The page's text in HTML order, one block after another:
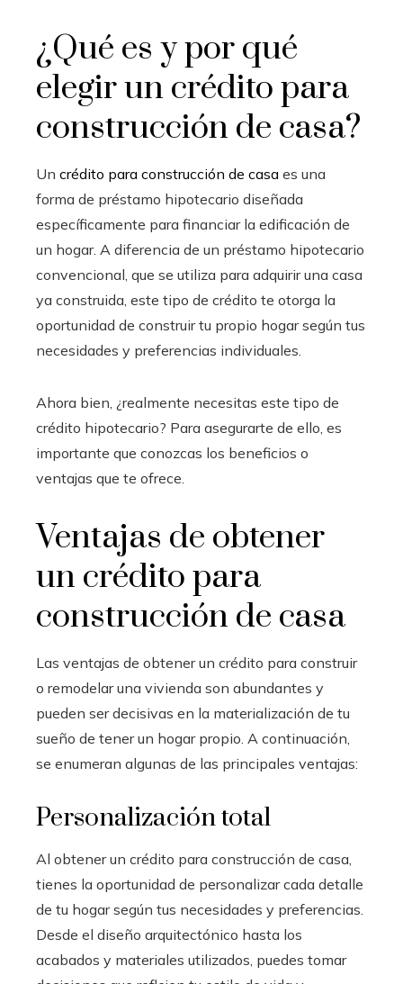
¿Qué es y por qué
elegir un crédito para
construcción de casa?
Un crédito para construcción de casa es una
forma de préstamo hipotecario diseñada
específicamente para financiar la edificación de
un hogar. A diferencia de un préstamo hipotecario
convencional, que se utiliza para adquirir una casa
ya construida, este tipo de crédito te otorga la
oportunidad de construir tu propio hogar según tus
necesidades y preferencias individuales.
Ahora bien, ¿realmente necesitas este tipo de
crédito hipotecario? Para asegurarte de ello, es
importante que conozcas los beneficios o
ventajas que te ofrece.
Ventajas de obtener
un crédito para
construcción de casa
Las ventajas de obtener un crédito para construir
o remodelar una vivienda son abundantes y
pueden ser decisivas en la materialización de tu
sueño de tener un hogar propio. A continuación,
se enumeran algunas de las principales ventajas:
Personalización total
Al obtener un crédito para construcción de casa,
tienes la oportunidad de personalizar cada detalle
de tu hogar según tus necesidades y preferencias.
Desde el diseño arquitectónico hasta los
acabados y materiales utilizados, puedes tomar